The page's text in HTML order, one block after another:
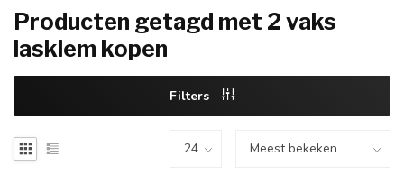
Producten getagd met 2 vaks
lasklem kopen
Filters